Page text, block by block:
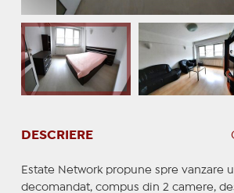
DESCRIERE
Estate Network propune spre vanzare
decomandat, compus din 2 camere,